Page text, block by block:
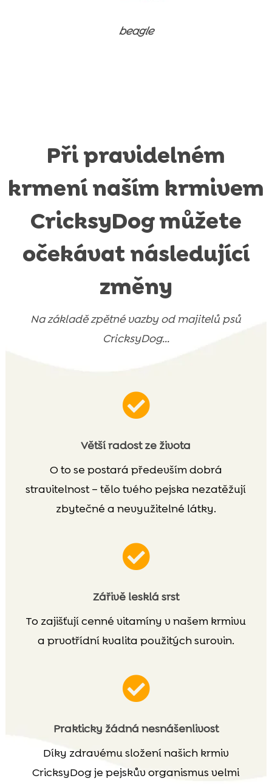
beagle
Při pravidelném
krmení naším krmivem
CricksyDog můžete
očekávat následující
změny
Na základě zpětné vazby od majitelů psů
CricksyDog...

Větší radost ze života
O to se postará především dobrá
stravitelnost – tělo tvého pejska nezatěžují
zbytečné a nevyužitelné látky.

Zářivě lesklá srst
To zajišťují cenné vitamíny v našem krmivu
a prvotřídní kvalita použitých surovin.

Prakticky žádná nesnášenlivost
Díky zdravému složení našich krmiv
CricksyDog je pejskův organismus velmi